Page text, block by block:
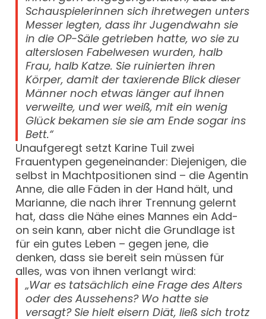
Schauspielerinnen sich ihretwegen unters
Messer legten, dass ihr Jugendwahn sie
in die OP-Säle getrieben hatte, wo sie zu
alterslosen Fabelwesen wurden, halb
Frau, halb Katze. Sie ruinierten ihren
Körper, damit der taxierende Blick dieser
Männer noch etwas länger auf ihnen
verweilte, und wer weiß, mit ein wenig
Glück bekamen sie sie am Ende sogar ins
Bett.“
Unaufgeregt setzt Karine Tuil zwei
Frauentypen gegeneinander: Diejenigen, die
selbst in Machtpositionen sind – die Agentin
Anne, die alle Fäden in der Hand hält, und
Marianne, die nach ihrer Trennung gelernt
hat, dass die Nähe eines Mannes ein Add-
on sein kann, aber nicht die Grundlage ist
für ein gutes Leben – gegen jene, die
denken, dass sie bereit sein müssen für
alles, was von ihnen verlangt wird:
„War es tatsächlich eine Frage des Alters
oder des Aussehens? Wo hatte sie
versagt? Sie hielt eisern Diät, ließ sich trotz